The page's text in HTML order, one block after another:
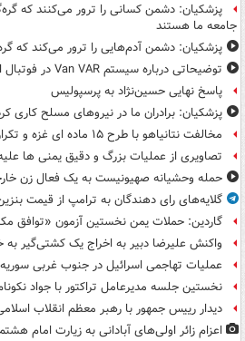
پزشکیان: دشمن کسانی را ترور می‌کنند که
جامعه ما هستند
پزشکیان: دشمن آدم‌هایی را ترور می‌کند که
توضیحاتی درباره سیستم Van VAR در فوتبال ایران
پاسخ نهایی حسین‌نژاد به پرسپولیس
پزشکیان: برادران ما در نیروهای مسلح کاری
مخالفت نتانیاهو با طرح ۱۵ ماده ای غزه و تکرار لفاظی علیه ایران
تصاویری از عملیات بزرگ و دقیق یمنی ها
حمله وحشیانه صهیونیست به یک فعال زن
گلایه‌های رای دهندگان به ترامپ از قیمت
گاردین: حملات یمن نخستین آزمون «توافق
واکنش علیرضا دبیر به اخراج یک کشتی‌گیر به
عملیات تهاجمی اسرائیل در جنوب غربی سوریه
نخستین جلسه مدیرعامل تراکتور با جواد
دیدار رییس جمهور با رهبر معظم انقلاب
اعزام زائر اولی‌های آبادانی به زیارت امام